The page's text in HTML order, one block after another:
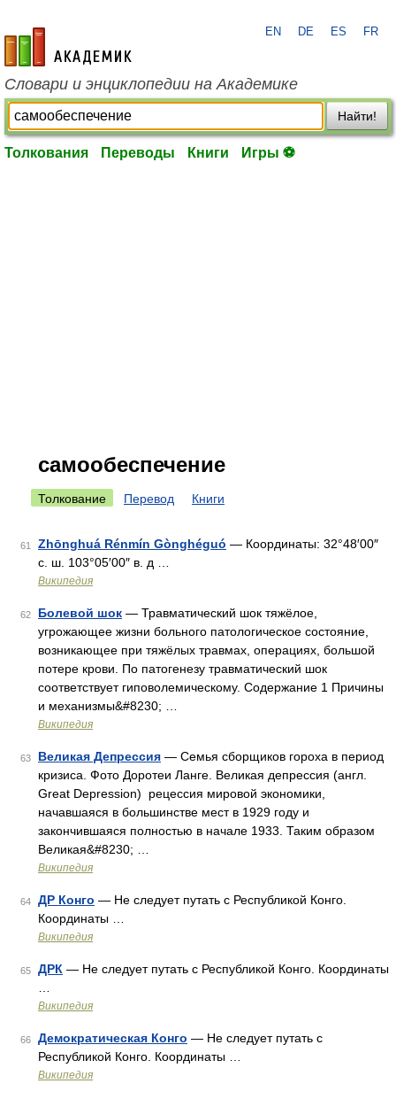
academic.ru
EN DE ES FR
Словари и энциклопедии на Академике
Найти!
Толкования Переводы Книги Игры ⚽
самообеспечение
Толкование Перевод Книги
61 Zhōnghuá Rénmín Gònghéguó — Координаты: 32°48′00″
с. ш. 103°05′00″ в. д …
Википедия
62 Болевой шок — Травматический шок тяжёлое,
угрожающее жизни больного патологическое состояние,
возникающее при тяжёлых травмах, операциях, большой
потере крови. По патогенезу травматический шок
соответствует гиповолемическому. Содержание 1 Причины
и механизмы&#8230; …
Википедия
63 Великая Депрессия — Семья сборщиков гороха в период
кризиса. Фото Доротеи Ланге. Великая депрессия (англ.
Great Depression) рецессия мировой экономики,
начавшаяся в большинстве мест в 1929 году и
закончившаяся полностью в начале 1933. Таким образом
Великая&#8230; …
Википедия
64 ДР Конго — Не следует путать с Республикой Конго.
Координаты …
Википедия
65 ДРК — Не следует путать с Республикой Конго. Координаты
Википедия
66 Демократическая Конго — Не следует путать с
Республикой Конго. Координаты …
Википедия